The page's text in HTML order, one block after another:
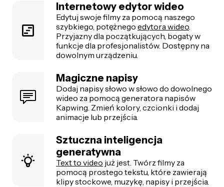
Internetowy edytor wideo
Edytuj swoje filmy za pomocą naszego
szybkiego, potężnego edytora wideo.
Przyjazny dla początkujących, bogaty w
funkcje dla profesjonalistów. Dostępny na
dowolnym urządzeniu.
Magiczne napisy
Dodaj napisy słowo w słowo do dowolnego
wideo za pomocą generatora napisów
Kapwing. Zmień kolory, czcionki i dodaj
animacje lub przejścia.
Sztuczna inteligencja
generatywna
Text to video już jest. Twórz filmy za
pomocą prostego tekstu, które zawierają
klipy stockowe, muzykę, napisy i przejścia.